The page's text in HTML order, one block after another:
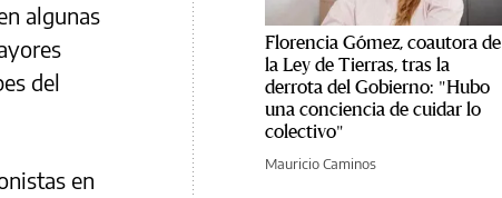
algunas
del
en
Florencia Gómez, coautora de
la Ley de Tierras, tras la
derrota del Gobierno: "Hubo
una conciencia de cuidar lo
colectivo"
Mauricio Caminos